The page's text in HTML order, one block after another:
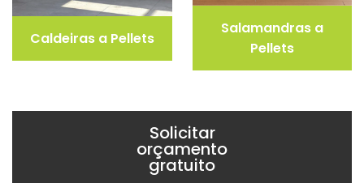
Caldeiras a Pellets
Salamandras a
Pellets
Solicitar
orçamento
gratuito